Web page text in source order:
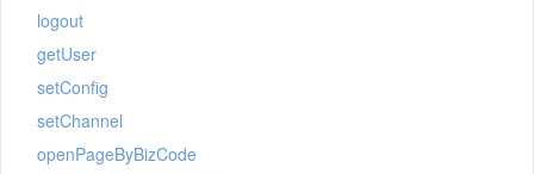
logout
getUser
setConfig
setChannel
openPageByBizCode